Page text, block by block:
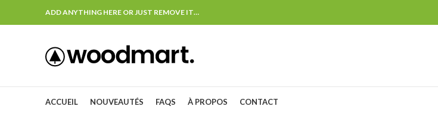
ADD ANYTHING HERE OR JUST REMOVE IT…
ACCUEIL NOUVEAUTÉS FAQS À PROPOS CONTACT